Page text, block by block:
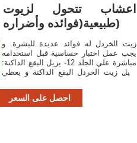
اعشاب تتحول لزيوت
طبيعية(فوائده وأضراره)
زيت الخردل له فوائد عديدة للبشرة. و
يجب عمل اختبار حساسية قبل استخدامه
مباشرة علي الجلد 12- يزيل البقع الداكنة:
يزيل زيت الخردل البقع الداكنة و يعطي
احصل على السعر